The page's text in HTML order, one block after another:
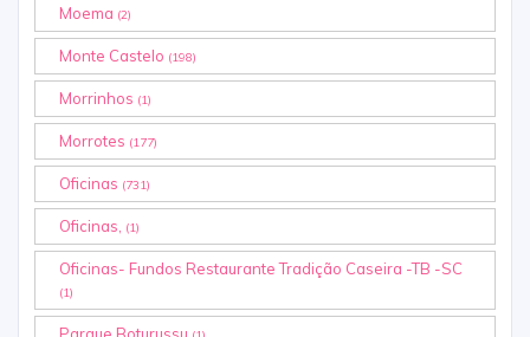
Moema (2)
Monte Castelo (198)
Morrinhos (1)
Morrotes (177)
Oficinas (731)
Oficinas, (1)
Oficinas- Fundos Restaurante Tradição Caseira -TB -SC
(1)
Parque Boturussu